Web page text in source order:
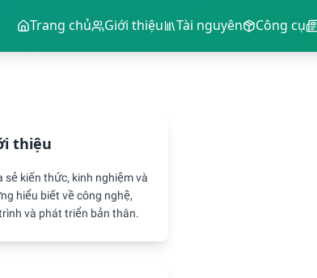
Trang chủ Giới thiệu Tài nguyên Công cụ
thiệu
sẻ kiến thức, kinh nghiệm và
hiểu biết về công nghệ,
và phát triển bản thân.